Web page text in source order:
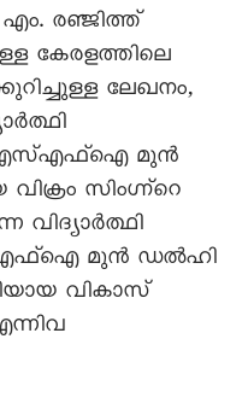
രഞ്ജിത്ത്
കേരളത്തിലെ
ലേഖനം,
എസ്എഫ്ഐ മുന്‍
സിംഗ്ന്‍റെ
മുന്‍ ഡല്‍ഹി
വികാസ്